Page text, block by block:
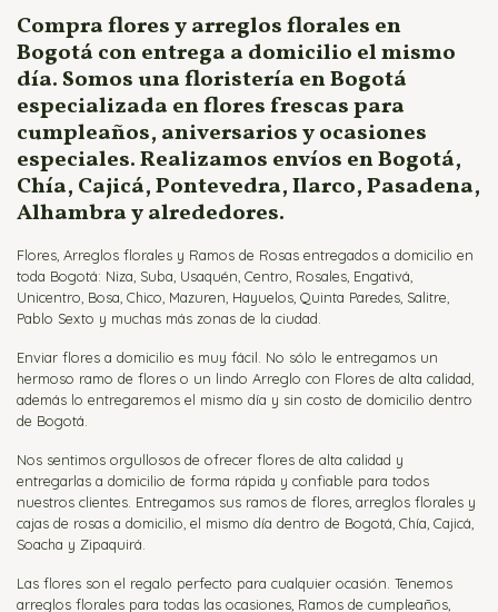
Flores para Nacimientos
Ramos para Aniversario
Compra flores y arreglos florales en
Bogotá con entrega a domicilio el mismo
día. Somos una floristería en Bogotá
especializada en flores frescas para
cumpleaños, aniversarios y ocasiones
especiales. Realizamos envíos en Bogotá,
Chía, Cajicá, Pontevedra, Ilarco, Pasadena,
Alhambra y alrededores.
Flores, Arreglos florales y Ramos de Rosas entregados a domicilio en
toda Bogotá: Niza, Suba, Usaquén, Centro, Rosales, Engativá,
Unicentro, Bosa, Chico, Mazuren, Hayuelos, Quinta Paredes, Salitre,
Pablo Sexto y muchas más zonas de la ciudad.
Enviar flores a domicilio es muy fácil. No sólo le entregamos un
hermoso ramo de flores o un lindo Arreglo con Flores de alta calidad,
además lo entregaremos el mismo día y sin costo de domicilio dentro
de Bogotá.
Nos sentimos orgullosos de ofrecer flores de alta calidad y
entregarlas a domicilio de forma rápida y confiable para todos
nuestros clientes. Entregamos sus ramos de flores, arreglos florales y
cajas de rosas a domicilio, el mismo día dentro de Bogotá, Chía, Cajicá,
Soacha y Zipaquirá.
Las flores son el regalo perfecto para cualquier ocasión. Tenemos
arreglos florales para todas las ocasiones, Ramos de cumpleaños,